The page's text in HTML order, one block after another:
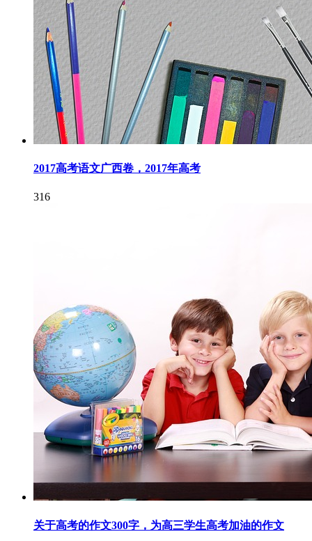
2017高考语文广西卷，2017年高考
316
关于高考的作文300字，为高三学生高考加油的作文